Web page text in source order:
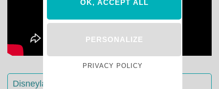
Disneyland Paris : Le guide complet
OK, ACCEPT ALL
PERSONALIZE
PRIVACY POLICY